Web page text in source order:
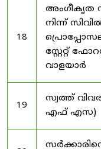
18
അംഗീകൃത
നിന്ന്
സ്റ്റേറ്റ്
വാളയാർ
19
സ്വത്ത്
എഫ് എസ)